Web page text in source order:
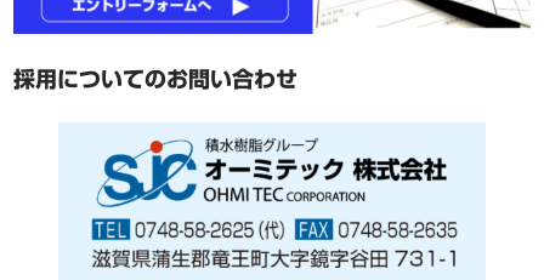
採用についてのお問い合わせ